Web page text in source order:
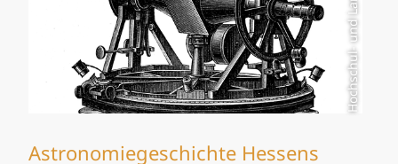
Astronomiegeschichte Hessens